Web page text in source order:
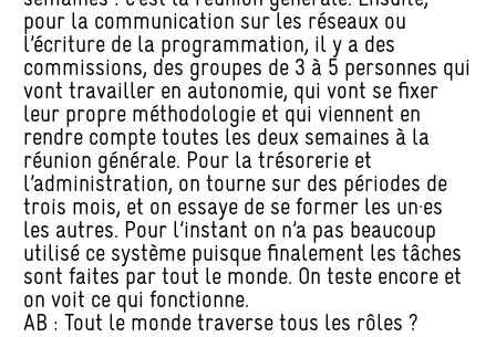
pour la communication sur les réseaux ou
l’écriture de la programmation, il y a des
commissions, des groupes de 3 à 5 personnes qui
vont travailler en autonomie, qui vont se fixer
leur propre méthodologie et qui viennent en
rendre compte toutes les deux semaines à la
réunion générale. Pour la trésorerie et
l’administration, on tourne sur des périodes de
trois mois, et on essaye de se former les un·es
les autres. Pour l’instant on n’a pas beaucoup
utilisé ce système puisque finalement les tâches
sont faites par tout le monde. On teste encore et
on voit ce qui fonctionne.
AB : Tout le monde traverse tous les rôles ?